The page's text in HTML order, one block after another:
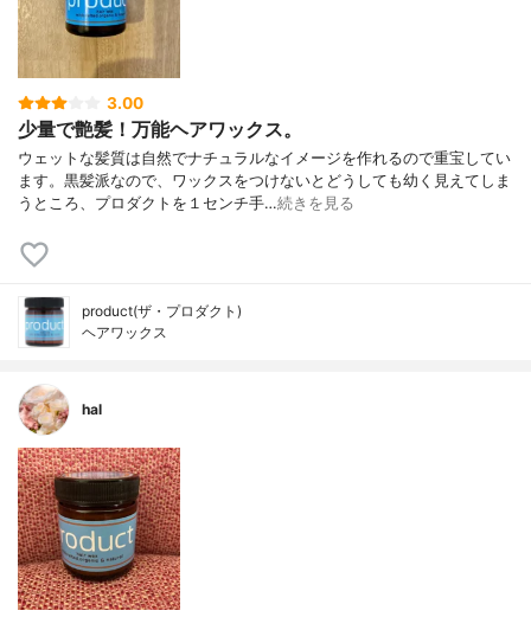
3.00
少量で艶髪！万能ヘアワックス。
ウェットな髪質は自然でナチュラルなイメージを作れるので重宝してい
ます。黒髪派なので、ワックスをつけないとどうしても幼く見えてしま
うところ、プロダクトを１センチ手…続きを見る
product(ザ・プロダクト)
ヘアワックス
hal